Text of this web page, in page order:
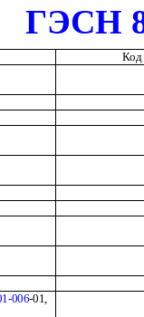
ГЭСН
006-01,